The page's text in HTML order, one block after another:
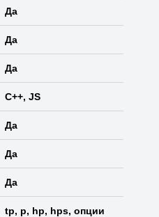
Да
Да
Да
C++, JS
Да
Да
Да
tp, p, hp, hps, опции